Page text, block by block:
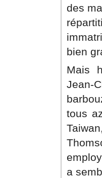
des
bien
Mais
Jean-
tous
a